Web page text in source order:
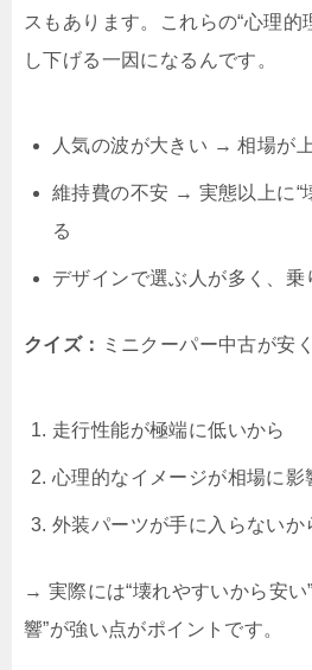
スもあります。これらの“心理的
し下げる一因になるんです。
人気の波が大きい → 相場が
維持費の不安 → 実態以上に“
る
デザインで選ぶ人が多く、
クイズ： ミニクーパー中古が安
走行性能が極端に低いから
心理的なイメージが相場に影
外装パーツが手に入らないか
→ 実際には“壊れやすいから安い
響”が強い点がポイントです。